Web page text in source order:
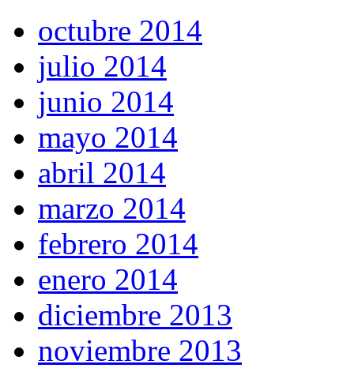
octubre 2014
julio 2014
junio 2014
mayo 2014
abril 2014
marzo 2014
febrero 2014
enero 2014
diciembre 2013
noviembre 2013